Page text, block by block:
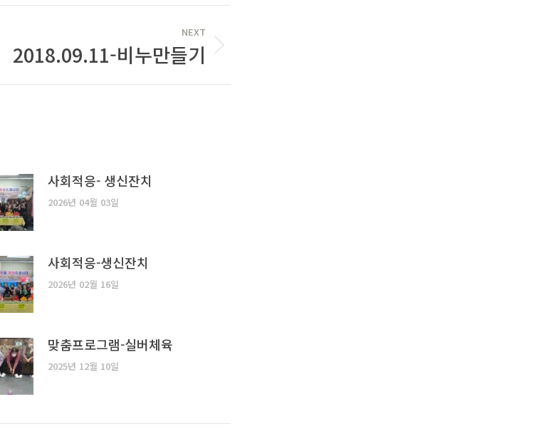
NEXT
2018.09.11-비누만들기
사회적응- 생신잔치
2026년 04월 03일
사회적응-생신잔치
2026년 02월 16일
맞춤프로그램-실버체육
2025년 12월 10일